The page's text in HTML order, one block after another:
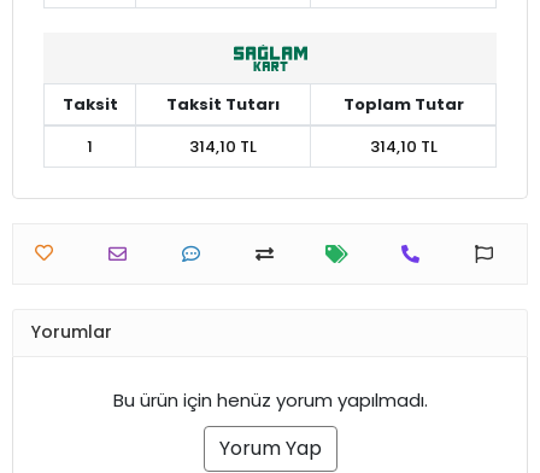
Taksit Taksit Tutarı
Toplam Tutar
1
314,10 TL 314,10 TL
Yorumlar
Bu ürün için henüz yorum yapılmadı.
Yorum Yap